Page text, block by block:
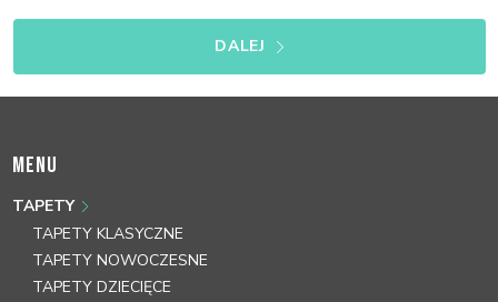
DALEJ
MENU
TAPETY
TAPETY KLASYCZNE
TAPETY NOWOCZESNE
TAPETY DZIECIĘCE